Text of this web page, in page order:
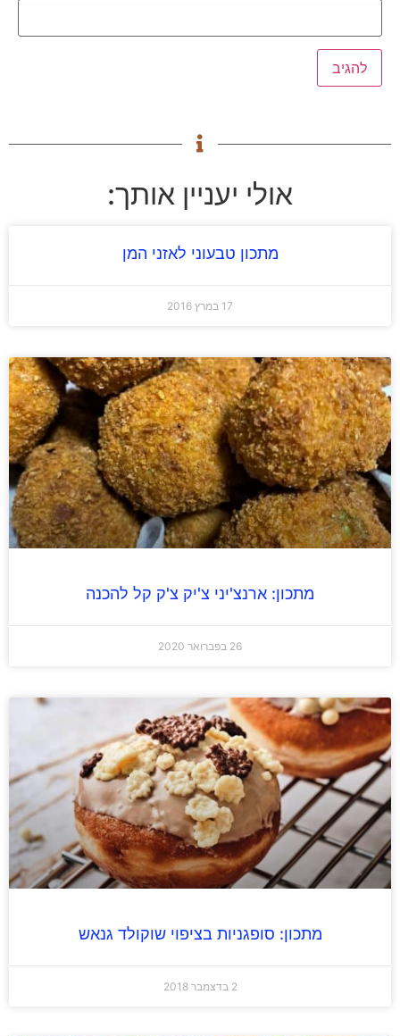
אולי יעניין אותך:
מתכון טבעוני לאזני המן
מתכון: ארנצ'יני צ'יק צ'ק קל להכנה
מתכון: סופגניות בציפוי שוקולד גנאש